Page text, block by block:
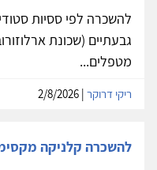
להשכרה לפי ססיות
גבעתיים (שכונת
מטפלים...
ריקי דרוקר
להשכרה קלניקה